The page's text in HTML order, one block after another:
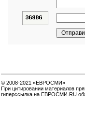
© 2008-2021 «ЕВРОСМИ»
При цитировании материалов
гиперссылка на ЕВРОСМИ.RU